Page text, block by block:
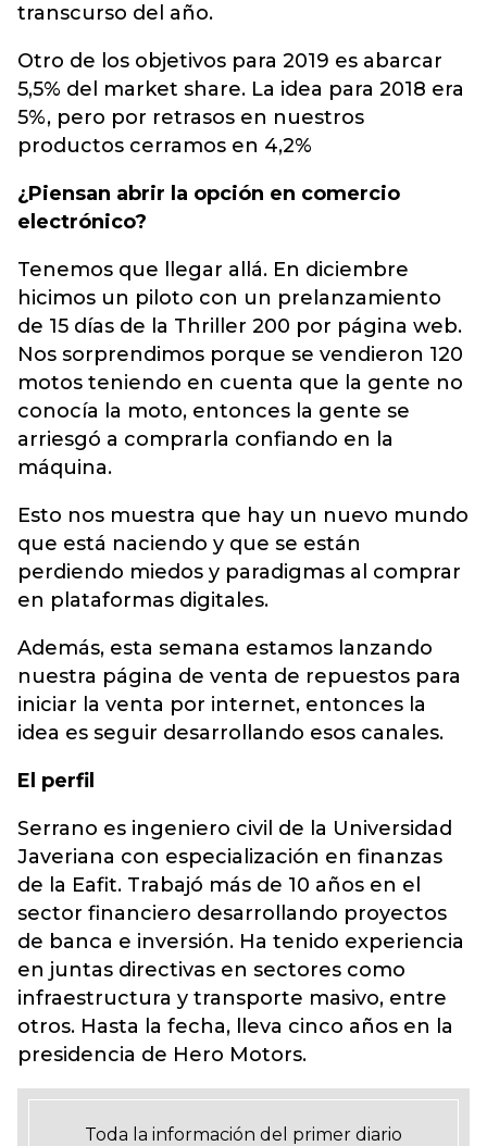
transcurso del año.
Otro de los objetivos para 2019 es abarcar
5,5% del market share. La idea para 2018 era
5%, pero por retrasos en nuestros
productos cerramos en 4,2%
¿Piensan abrir la opción en comercio
electrónico?
Tenemos que llegar allá. En diciembre
hicimos un piloto con un prelanzamiento
de 15 días de la Thriller 200 por página web.
Nos sorprendimos porque se vendieron 120
motos teniendo en cuenta que la gente no
conocía la moto, entonces la gente se
arriesgó a comprarla confiando en la
máquina.
Esto nos muestra que hay un nuevo mundo
que está naciendo y que se están
perdiendo miedos y paradigmas al comprar
en plataformas digitales.
Además, esta semana estamos lanzando
nuestra página de venta de repuestos para
iniciar la venta por internet, entonces la
idea es seguir desarrollando esos canales.
El perfil
Serrano es ingeniero civil de la Universidad
Javeriana con especialización en finanzas
de la Eafit. Trabajó más de 10 años en el
sector financiero desarrollando proyectos
de banca e inversión. Ha tenido experiencia
en juntas directivas en sectores como
infraestructura y transporte masivo, entre
otros. Hasta la fecha, lleva cinco años en la
presidencia de Hero Motors.
Toda la información del primer diario